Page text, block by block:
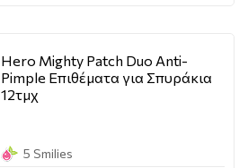
Hero Mighty Patch Duo Anti-
Pimple Επιθέματα για Σπυράκια
12τμχ
5 Smilies